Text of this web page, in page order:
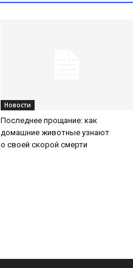
Новости
Последнее прощание: как
домашние животные узнают
о своей скорой смерти